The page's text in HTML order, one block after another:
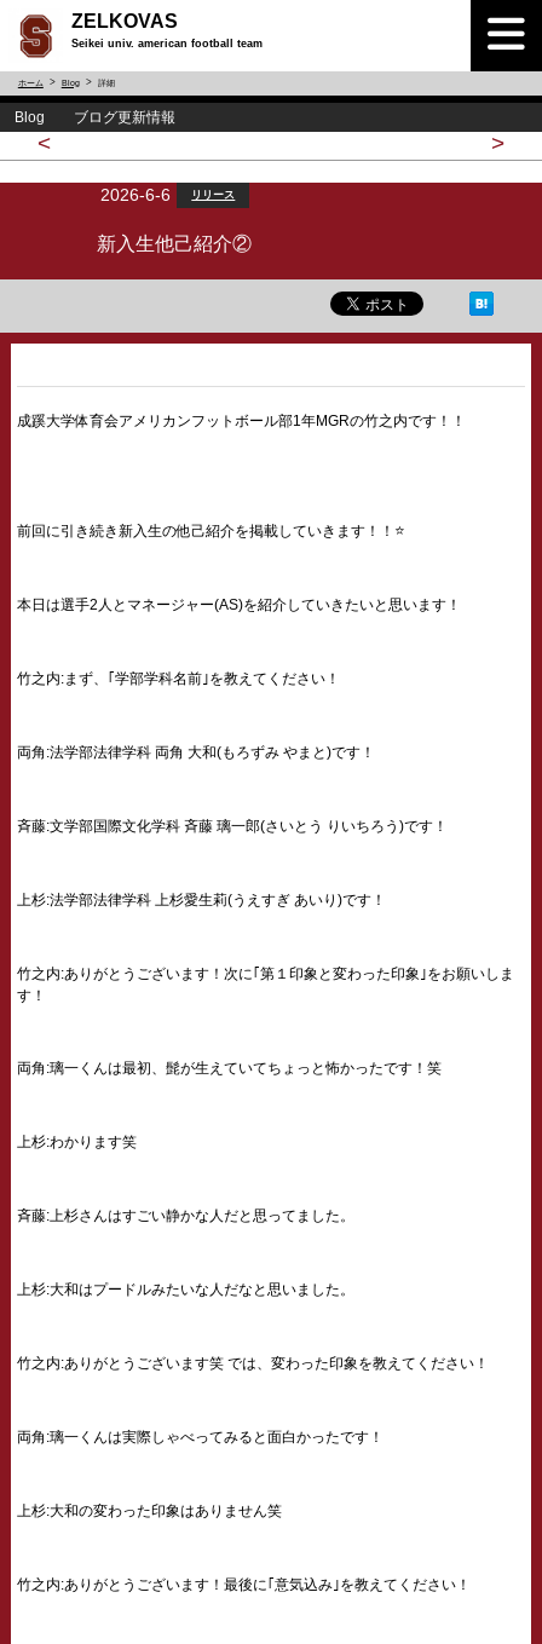
ZELKOVAS
Seikei univ. american football team
ホーム Blog 詳細
Blog ブログ更新情報
< >
2026-6-6 リリース
新入生他己紹介②
成蹊大学体育会アメリカンフットボール部1年MGRの竹之内です！！
前回に引き続き新入生の他己紹介を掲載していきます！！⭐️
本日は選手2人とマネージャー(AS)を紹介していきたいと思います！
竹之内:まず、｢学部学科名前｣を教えてください！
両角:法学部法律学科 両角 大和(もろずみ やまと)です！
斉藤:文学部国際文化学科 斉藤 璃一郎(さいとう りいちろう)です！
上杉:法学部法律学科 上杉愛生莉(うえすぎ あいり)です！
竹之内:ありがとうございます！次に｢第１印象と変わった印象｣をお願いしま
す！
両角:璃一くんは最初、髭が生えていてちょっと怖かったです！笑
上杉:わかります笑
斉藤:上杉さんはすごい静かな人だと思ってました。
上杉:大和はプードルみたいな人だなと思いました。
竹之内:ありがとうございます笑 では、変わった印象を教えてください！
両角:璃一くんは実際しゃべってみると面白かったです！
上杉:大和の変わった印象はありません笑
竹之内:ありがとうございます！最後に｢意気込み｣を教えてください！